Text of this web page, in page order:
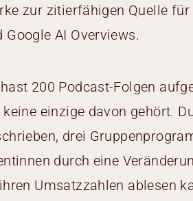
zur zitierfähigen Quelle für
Google AI Overviews.
200 Podcast-Folgen
einzige davon gehört.
drei
durch eine
Umsatzzahlen ablesen